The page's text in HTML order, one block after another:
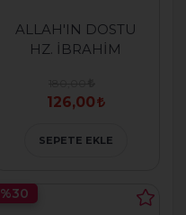
ALLAH'IN DOSTU
HZ. İBRAHİM
126,00
SEPETE EKLE
%30